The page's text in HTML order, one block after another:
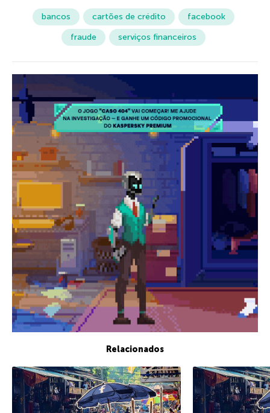
bancos cartões de crédito
facebook
fraude
serviços financeiros
Relacionados